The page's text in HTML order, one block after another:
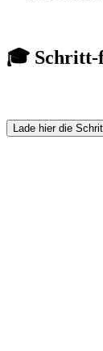
🎓 Schritt-
Lade hier die